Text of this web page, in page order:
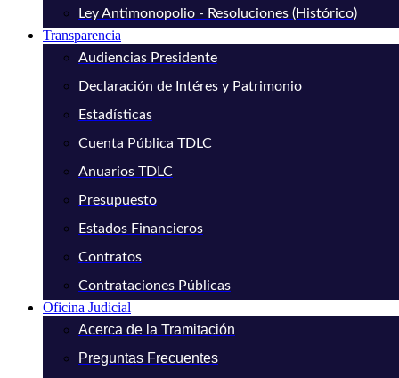
Ley Antimonopolio - Resoluciones (Histórico)
Transparencia
Audiencias Presidente
Declaración de Intéres y Patrimonio
Estadísticas
Cuenta Pública TDLC
Anuarios TDLC
Presupuesto
Estados Financieros
Contratos
Contrataciones Públicas
Oficina Judicial
Acerca de la Tramitación
Preguntas Frecuentes